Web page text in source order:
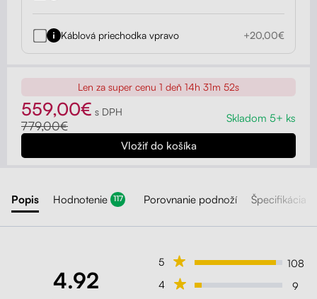
Káblová priechodka vpravo +20,00€
Len za super cenu 1 deň 14h 31m 50s
559,00€ s DPH
779,00€
Skladom 5+ ks
Popis Hodnotenie 117 Porovnanie podnoží Špecifikácia
4.92
5
108
4
9